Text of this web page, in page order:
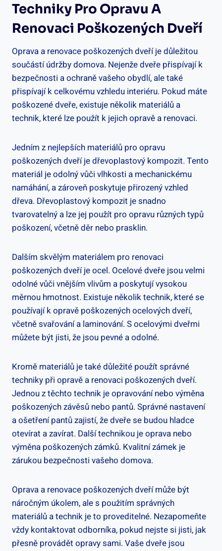
Techniky Pro Opravu A
Renovaci Poškozených Dveří
Oprava a renovace poškozených dveří je důležitou
součástí údržby domova. Nejenže dveře přispívají k
bezpečnosti a ochraně vašeho obydlí, ale také
přispívají k celkovému vzhledu interiéru. Pokud máte
poškozené dveře, existuje několik materiálů a
technik, které lze použít k jejich opravě a renovaci.
Jedním z nejlepších materiálů pro opravu
poškozených dveří je dřevoplastový kompozit. Tento
materiál je odolný vůči vlhkosti a mechanickému
namáhání, a zároveň poskytuje přirozený vzhled
dřeva. Dřevoplastový kompozit je snadno
tvarovatelný a lze jej použít pro opravu různých typů
poškození, včetně děr nebo prasklin.
Dalším skvělým materiálem pro renovaci
poškozených dveří je ocel. Ocelové dveře jsou velmi
odolné vůči vnějším vlivům a poskytují vysokou
měrnou hmotnost. Existuje několik technik, které se
používají k opravě poškozených ocelových dveří,
včetně svařování a laminování. S ocelovými dveřmi
můžete být jisti, že jsou pevné a odolné.
Kromě materiálů je také důležité použít správné
techniky při opravě a renovaci poškozených dveří.
Jednou z těchto technik je opravování nebo výměna
poškozených závěsů nebo pantů. Správné nastavení
a ošetření pantů zajistí, že dveře se budou hladce
otevírat a zavírat. Další technikou je oprava nebo
výměna poškozených zámků. Kvalitní zámek je
zárukou bezpečnosti vašeho domova.
Oprava a renovace poškozených dveří může být
náročným úkolem, ale s použitím správných
materiálů a technik je to proveditelné. Nezapomeňte
vždy kontaktovat odborníka, pokud nejste si jisti, jak
přesně provádět opravy sami. Vaše dveře jsou